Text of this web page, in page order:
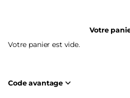
Votre
Votre panier est vide.
Code avantage